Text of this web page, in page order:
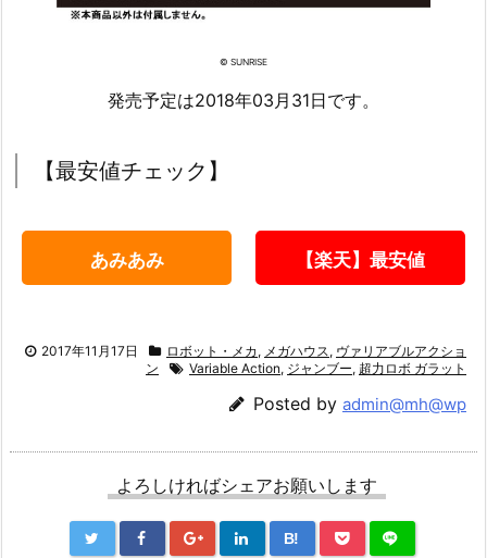
© SUNRISE
発売予定は2018年03月31日です。
【最安値チェック】
あみあみ 【楽天】最安値
2017年11月17日 ロボット・メカ , メガハウス , ヴァリアブルアクショ
ン
Variable Action, ジャンブー, 超力ロボ ガラット
Posted by admin@mh@wp
よろしければシェアお願いします
B!